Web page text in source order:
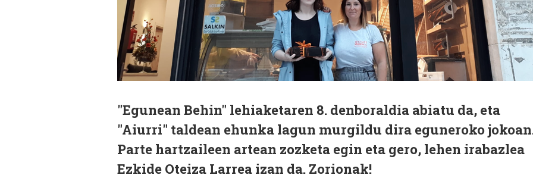
"Egunean Behin" lehiaketaren 8. denboraldia abiatu da, eta
"Aiurri" taldean ehunka lagun murgildu dira eguneroko
Parte hartzaileen artean zozketa egin eta gero, lehen irabazlea
Ezkide Oteiza Larrea izan da. Zorionak!